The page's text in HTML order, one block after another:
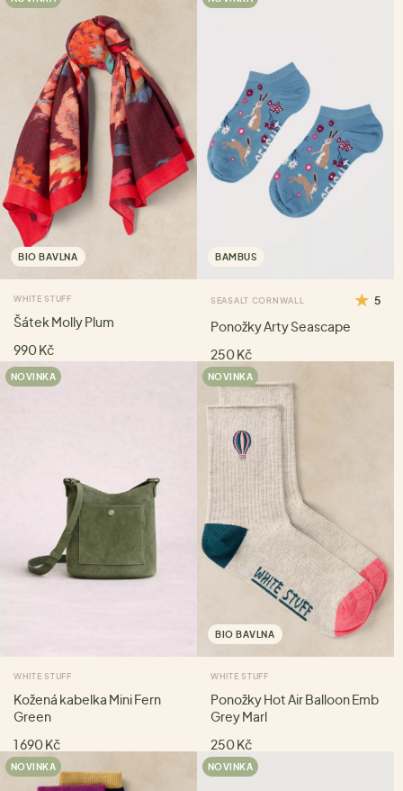
BIO BAVLNA
WHITE STUFF
Šátek Molly Plum
990 Kč
BAMBUS
SEASALT CORNWALL 5
Ponožky Arty Seascape
250 Kč
NOVINKA
WHITE STUFF
Kožená kabelka Mini Fern
Green
1 690 Kč
NOVINKA
BIO BAVLNA
WHITE STUFF
Ponožky Hot Air Balloon Emb
Grey Marl
250 Kč
NOVINKA NOVINKA